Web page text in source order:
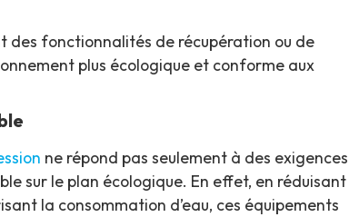
des fonctionnalités de récupération ou de
plus écologique et conforme aux
ne répond pas seulement à des exigences
sur le plan écologique. En effet, en réduisant
la consommation d’eau, ces équipements